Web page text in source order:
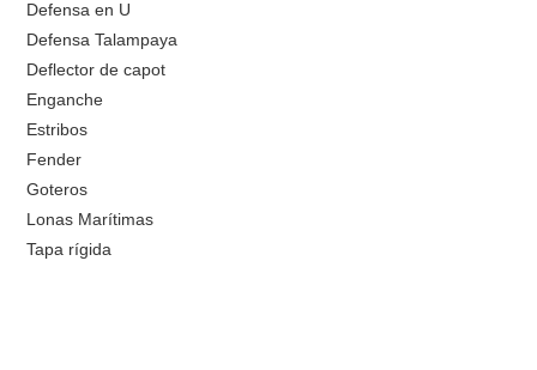
Defensa en U
Defensa Talampaya
Deflector de capot
Enganche
Estribos
Fender
Goteros
Lonas Marítimas
Tapa rígida